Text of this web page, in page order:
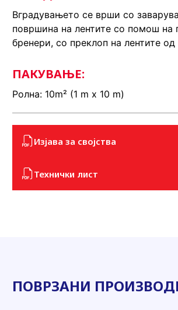
Вградувањето се врши со
површина на лентите со помош на
бренери, со преклоп на лентите од
ПАКУВАЊЕ:
Ролна: 10m² (1 m x 10 m)
Изјава за својства
Технички лист
ПОВРЗАНИ